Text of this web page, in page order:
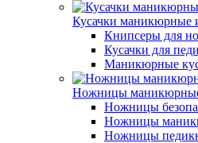
Кусачки маникюрные
Книпсеры для
Кусачки для
Маникюрные
Ножницы
Ножницы
Ножницы
Ножницы